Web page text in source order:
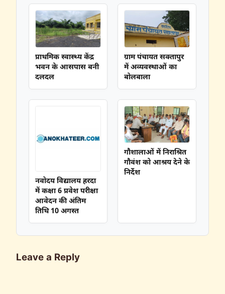
प्राथमिक स्वास्थ्य केंद्र
भवन के आसपास बनी
दलदल
ग्राम पंचायत सक्तापुर
में अव्यवस्थाओं का
बोलबाला
नवोदय विद्यालय हरदा
में कक्षा 6 प्रवेश परीक्षा
आवेदन की अंतिम
तिथि 10 अगस्त
गौशालाओं में निराश्रित
गौवंश को आश्रय देने के
निर्देश
Leave a Reply